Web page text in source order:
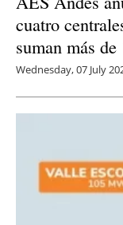
cuatro
suman más
Wednesday, 07 July